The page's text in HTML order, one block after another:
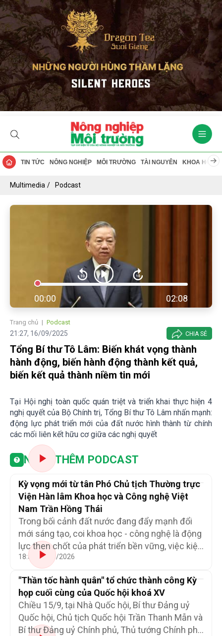
TIN TỨC NÔNG NGHIỆP MÔI TRƯỜNG TÀI NGUYÊN KHOA HỌC
Multimedia Podcast
Trang chủ Podcast
21:27, 16/09/2025 CHIA SẺ
Tổng Bí thư Tô Lâm: Biến khát vọng thành
hành động, biến hành động thành kết quả,
biến kết quả thành niềm tin mới
Tại Hội nghị toàn quốc quán triệt và triển khai thực hiện 4
nghị quyết của Bộ Chính trị, Tổng Bí thư Tô Lâm nhấn mạnh:
động lực phát triển mới của đất nước hình thành từ chính
các mối liên kết hữu cơ giữa các nghị quyết
00:00 02:08
NGHE THÊM PODCAST
Kỳ vọng mới từ tân Phó Chủ tịch Thường trực
Viện Hàn lâm Khoa học và Công nghệ Việt
Nam Trần Hồng Thái
Trong bối cảnh đất nước đang đẩy mạnh đổi
mới sáng tạo, coi khoa học - công nghệ là động
lực then chốt của phát triển bền vững, việc kiện
toàn đội ngũ lãnh đạo Viện Hàn lâm Khoa học
và Công nghệ Việt Nam có ý nghĩa đặc biệt
quan trọng.
18:53 06/08/2026
"Thần tốc hành quân" tổ chức thành công Kỳ
họp cuối cùng của Quốc hội khoá XV
Chiều 15/9, tại Nhà Quốc hội, Bí thư Đảng uỷ
Quốc hội, Chủ tịch Quốc hội Trần Thanh Mẫn và
Bí thư Đảng uỷ Chính phủ, Thủ tướng Chính phủ